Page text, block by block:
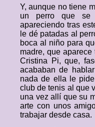
Y, aunque no tiene
un perro que se
apareciendo tras
le dé patadas al
boca al niño para
madre, que
Cristina Pi, que,
acababan de
nada de ella le
club de tenis al que
una vez allí que su
arte con unos
trabajar desde casa.